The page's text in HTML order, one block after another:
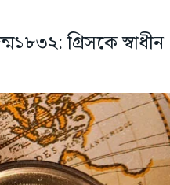
গ্রিসকে স্বাধীন